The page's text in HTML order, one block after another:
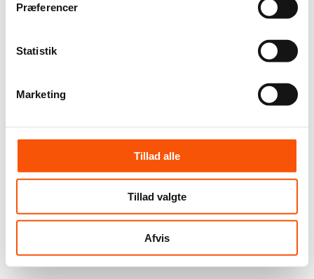
Præferencer
Statistik
Marketing
Tillad alle
Tillad valgte
Afvis